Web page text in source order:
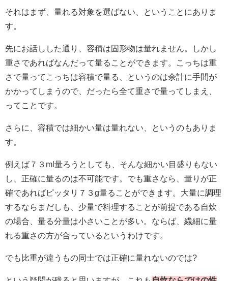
それはまず、量れる対象を選ばない、ということにありま
す。
先にお話しした通り、容積は固形物は量れません。しかし
重さであればなんだって量ることができます。こっちは重
さで量ってこっちは容積で量る、というのは余計に手間が
かかってしまうので、だったら全て重さで量ってしまえ、
ってことです。
さらに、容積では細かい量は量れない、というのもありま
す。
例えば７３ml量ろうとしても、そんな細かい目盛りもない
し、正確に量るのは不可能です。でも重さなら、量りが正
確であればピッタリ７３g量ることができます。大量に調理
するならまだしも、少量で料理することが前提である自炊
の場合、量る分量は小さいことが多い。ならば、繊細に量
れる重さの方が合っているというわけです。
でも比重が違うもの同士では正確に量れないのでは?